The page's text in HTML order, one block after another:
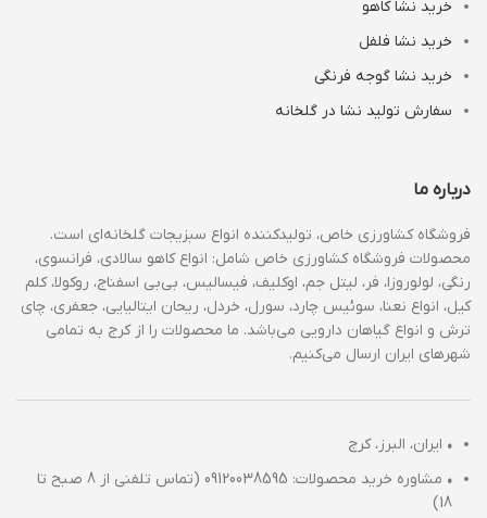
خرید نشا کاهو
خرید نشا فلفل
خرید نشا گوجه فرنگی
سفارش تولید نشا در گلخانه
درباره ما
فروشگاه کشاورزی خاص، تولیدکننده انواع سبزیجات گلخانه‌ای است.
محصولات فروشگاه کشاورزی خاص شامل: انواع کاهو سالادی، فرانسوی،
رنگی، لولوروزا، فر، لیتل جم، اوکلیف، فیسالیس، بی‌بی اسفناج، روکولا، کلم
کیل، انواع نعنا، سوئیس چارد، سورل، خردل، ریحان ایتالیایی، جعفری، چای
ترش و انواع گیاهان دارویی می‌باشد. ما محصولات را از کرج به تمامی
شهرهای ایران ارسال می‌کنیم.
• ایران، البرز، کرج
•
مشاوره خرید محصولات: 09120038595 (تماس تلفنی از 8 صبح تا
18)